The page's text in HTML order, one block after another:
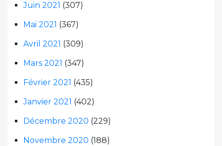
Juin 2021 (307)
Mai 2021 (367)
Avril 2021 (309)
Mars 2021 (347)
Février 2021 (435)
Janvier 2021 (402)
Décembre 2020 (229)
Novembre 2020 (188)